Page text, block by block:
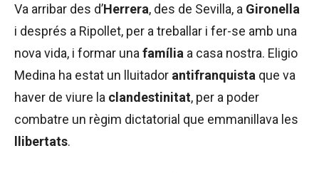
Va arribar des d’Herrera, des de Sevilla, a Gironella
i després a Ripollet, per a treballar i fer-se amb una
nova vida, i formar una família a casa nostra. Eligio
Medina ha estat un lluitador antifranquista que va
haver de viure la clandestinitat, per a poder
combatre un règim dictatorial que emmanillava les
llibertats.